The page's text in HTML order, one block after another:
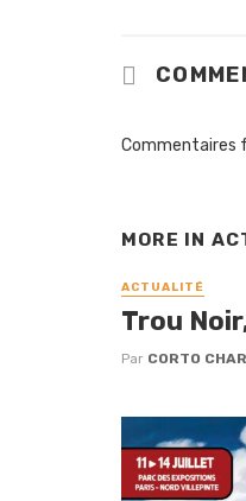
Commentaires
MORE IN
ACTUALITÉ
Trou
Par CORTO